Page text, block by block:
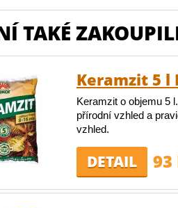
TAKÉ
Keramzit 5 l
Keramzit o objemu 5
přírodní vzhled a
vzhled.
DETAIL 93